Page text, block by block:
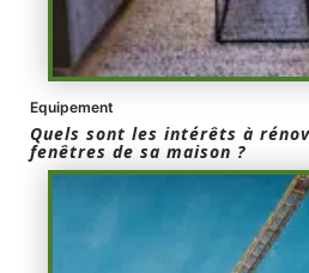
Equipement
Quels sont les intérêts à
fenêtres de sa maison ?